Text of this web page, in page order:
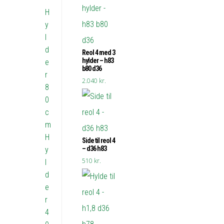
Reol 4 med 3
hylder – h83
b80 d36
2.040 kr.
Side til reol 4
– d36 h83
510 kr.
H
y
l
d
e
r
8
0
c
m
H
y
l
d
e
r
4